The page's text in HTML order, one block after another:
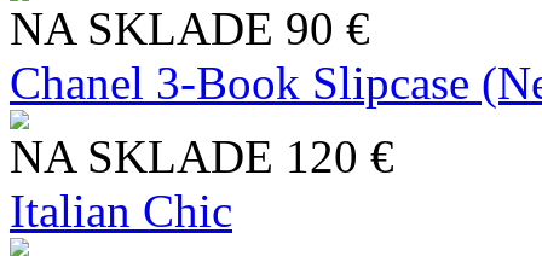
NA SKLADE 90 €
Chanel 3-Book Slipcase
NA SKLADE 120 €
Italian Chic